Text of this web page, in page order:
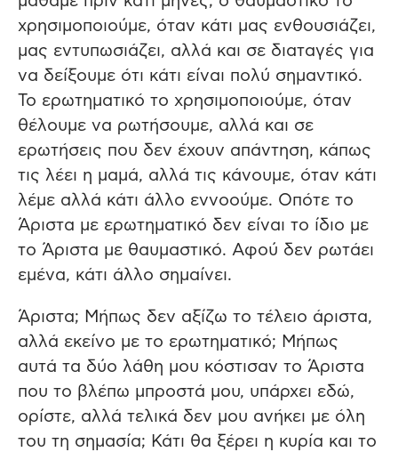
χρησιμοποιούμε, όταν κάτι μας ενθουσιάζει,
μας εντυπωσιάζει, αλλά και σε διαταγές για
να δείξουμε ότι κάτι είναι πολύ σημαντικό.
Το ερωτηματικό το χρησιμοποιούμε, όταν
θέλουμε να ρωτήσουμε, αλλά και σε
ερωτήσεις που δεν έχουν απάντηση, κάπως
τις λέει η μαμά, αλλά τις κάνουμε, όταν κάτι
λέμε αλλά κάτι άλλο εννοούμε. Οπότε το
Άριστα με ερωτηματικό δεν είναι το ίδιο με
το Άριστα με θαυμαστικό. Αφού δεν ρωτάει
εμένα, κάτι άλλο σημαίνει.
Άριστα; Μήπως δεν αξίζω το τέλειο άριστα,
αλλά εκείνο με το ερωτηματικό; Μήπως
αυτά τα δύο λάθη μου κόστισαν το Άριστα
που το βλέπω μπροστά μου, υπάρχει εδώ,
ορίστε, αλλά τελικά δεν μου ανήκει με όλη
του τη σημασία; Κάτι θα ξέρει η κυρία και το